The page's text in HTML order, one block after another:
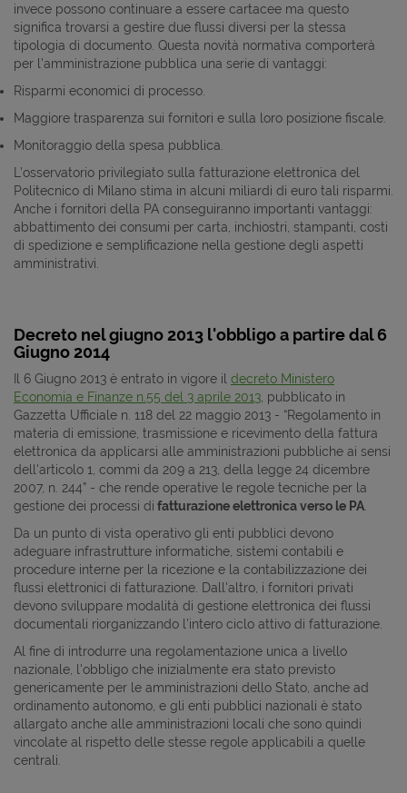
invece possono continuare a essere cartacee ma questo
significa trovarsi a gestire due flussi diversi per la stessa
tipologia di documento. Questa novità normativa comporterà
per l’amministrazione pubblica una serie di vantaggi:
Risparmi economici di processo.
Maggiore trasparenza sui fornitori e sulla loro posizione fiscale.
Monitoraggio della spesa pubblica.
L’osservatorio privilegiato sulla fatturazione elettronica del
Politecnico di Milano stima in alcuni miliardi di euro tali risparmi.
Anche i fornitori della PA conseguiranno importanti vantaggi:
abbattimento dei consumi per carta, inchiostri, stampanti, costi
di spedizione e semplificazione nella gestione degli aspetti
amministrativi.
Decreto nel giugno 2013 l'obbligo a partire dal 6
Giugno 2014
Il 6 Giugno 2013 è entrato in vigore il decreto Ministero
Economia e Finanze n.55 del 3 aprile 2013 , pubblicato in
Gazzetta Ufficiale n. 118 del 22 maggio 2013 - “Regolamento in
materia di emissione, trasmissione e ricevimento della fattura
elettronica da applicarsi alle amministrazioni pubbliche ai sensi
dell'articolo 1, commi da 209 a 213, della legge 24 dicembre
2007, n. 244” - che rende operative le regole tecniche per la
gestione dei processi di fatturazione elettronica verso le PA
Da un punto di vista operativo gli enti pubblici devono
adeguare infrastrutture informatiche, sistemi contabili e
procedure interne per la ricezione e la contabilizzazione dei
flussi elettronici di fatturazione. Dall'altro, i fornitori privati
devono sviluppare modalità di gestione elettronica dei flussi
documentali riorganizzando l'intero ciclo attivo di fatturazione.
Al fine di introdurre una regolamentazione unica a livello
nazionale, l'obbligo che inizialmente era stato previsto
genericamente per le amministrazioni dello Stato, anche ad
ordinamento autonomo, e gli enti pubblici nazionali è stato
allargato anche alle amministrazioni locali che sono quindi
vincolate al rispetto delle stesse regole applicabili a quelle
centrali.